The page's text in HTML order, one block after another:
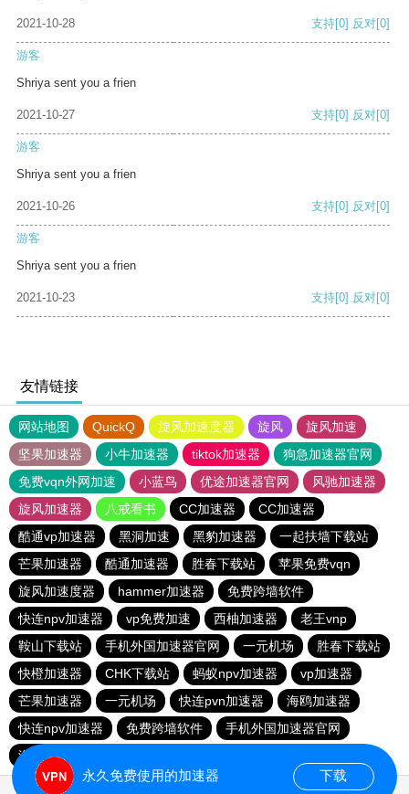
2021-10-28 支持[0] 反对[0]
游客
Shriya sent you a frien
2021-10-27 支持[0] 反对[0]
游客
Shriya sent you a frien
2021-10-26 支持[0] 反对[0]
游客
Shriya sent you a frien
2021-10-23 支持[0] 反对[0]
友情链接
网站地图 QuickQ 旋风加速度器 旋风
旋风加速
坚果加速器
小牛加速器 tiktok加速器
狗急加速器官网
免费vqn外网加速
小蓝鸟 优途加速器官网
风驰加速器
旋风加速器
八戒看书 CC加速器
CC加速器
酷通vp加速器
黑洞加速 黑豹加速器
一起扶墙下载站
芒果加速器
酷通加速器 胜春下载站
苹果免费vqn
旋风加速度器
hammer加速器
免费跨墙软件
快连npv加速器
vp免费加速 西柚加速器
老王vnp
鞍山下载站
手机外国加速器官网 一元机场
胜春下载站
快橙加速器
CHK下载站 蚂蚁npv加速器
vp加速器
芒果加速器
一元机场 快连pvn加速器
海鸥加速器
快连npv加速器
免费跨墙软件
手机外国加速器官网
海鸥加速器
永久免费使用的加速器 下载